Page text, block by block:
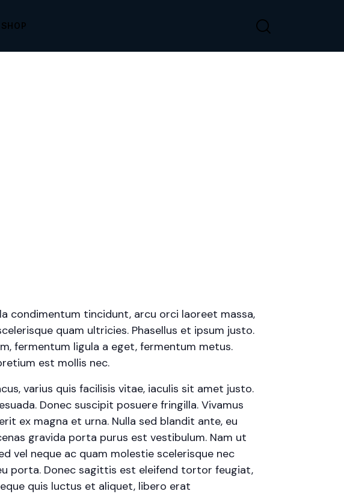
SHOP
condimentum tincidunt, arcu orci laoreet massa,
quam ultricies. Phasellus et ipsum justo.
fermentum ligula a eget, fermentum metus.
est mollis nec.
varius quis facilisis vitae, iaculis sit amet justo.
Donec suscipit posuere fringilla. Vivamus
ex magna et urna. Nulla sed blandit ante, eu
gravida porta purus est vestibulum. Nam ut
vel neque ac quam molestie scelerisque nec
porta. Donec sagittis est eleifend tortor feugiat,
quis luctus et aliquet, libero erat